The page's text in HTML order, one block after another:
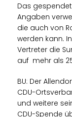
Das
Angaben
die auch von
werden kann.
Vertreter die
auf mehr als
BU: Der
CDU-
und weitere
CDU-Spende